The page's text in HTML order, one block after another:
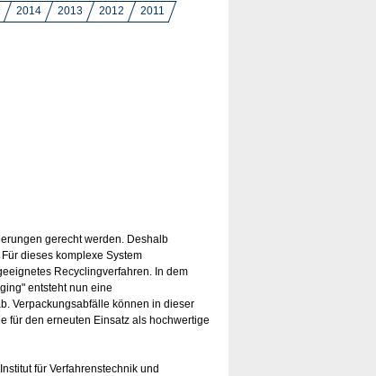
2014 2013 2012
2011
gerecht werden. Deshalb
dieses komplexe System
Recyclingverfahren. In dem
entsteht nun eine
Verpackungsabfälle können in dieser
für den erneuten Einsatz als hochwertige
für Verfahrenstechnik und